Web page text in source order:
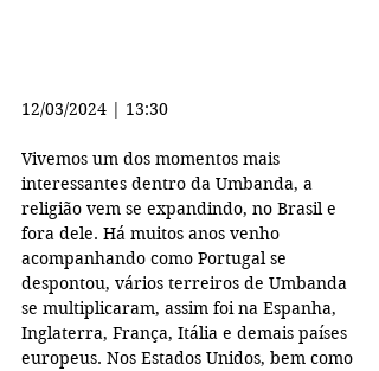
12/03/2024 | 13:30
Vivemos um dos momentos mais
interessantes dentro da Umbanda, a
religião vem se expandindo, no Brasil e
fora dele. Há muitos anos venho
acompanhando como Portugal se
despontou, vários terreiros de Umbanda
se multiplicaram, assim foi na Espanha,
Inglaterra, França, Itália e demais países
europeus. Nos Estados Unidos, bem como